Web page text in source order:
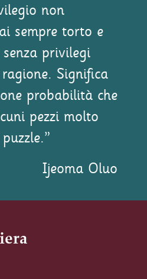
non
sempre torto e
privilegi
Significa
probabilità che
pezzi molto
Ijeoma Oluo